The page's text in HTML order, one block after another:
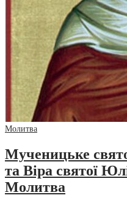
Молитва
Мученицьке
та Віра святої
Молитва